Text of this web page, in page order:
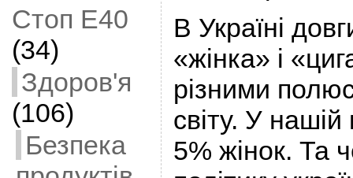
Стоп Е40
(34)
Здоров'я
(106)
Безпека
В Україні
«жінка» і
різними
світу. У
5% жінок. Та